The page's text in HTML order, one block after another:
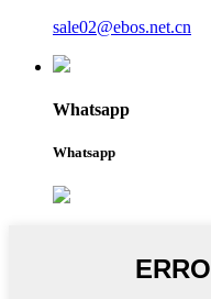
sale02@ebos.net.cn
Whatsapp
Whatsapp